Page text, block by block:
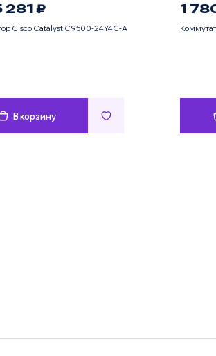
281 ₽
Cisco Catalyst C9500-24Y4C-A
В корзину
1